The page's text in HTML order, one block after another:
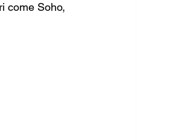
come Soho,